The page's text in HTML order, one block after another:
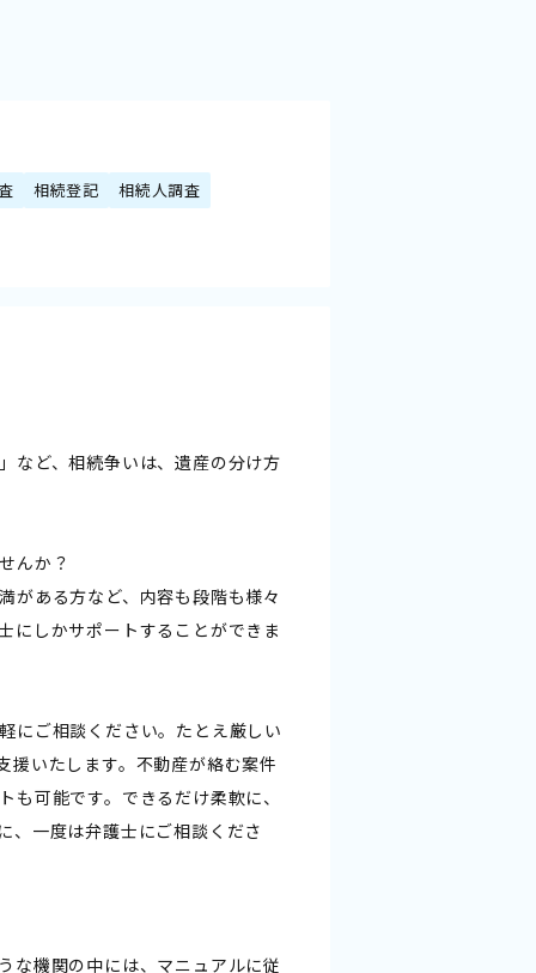
相続登記 相続人調査
など、相続争いは、遺産の分け方
んか？
がある方など、内容も段階も様々
にしかサポートすることができま
にご相談ください。たとえ厳しい
援いたします。不動産が絡む案件
可能です。できるだけ柔軟に、
、一度は弁護士にご相談くださ
な機関の中には、マニュアルに従